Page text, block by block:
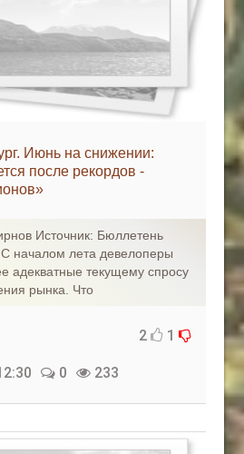
Июнь на снижении:
после рекордов -
Источник: Бюллетень
началом лета девелоперы
адекватные текущему спросу
рынка. Что
2 1
0 233